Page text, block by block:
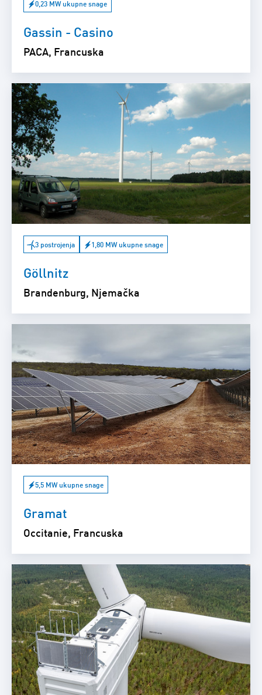
0,23 MW ukupne snage
Gassin - Casino
PACA, Francuska
3 postrojenja 1,80 MW ukupne snage
Göllnitz
Brandenburg, Njemačka
5,5 MW ukupne snage
Gramat
Occitanie, Francuska